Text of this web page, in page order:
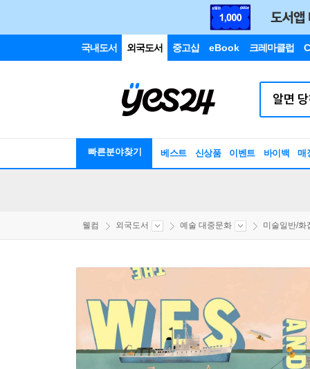
국내도서 외국도서 중고샵 eBook 크레마클럽
빠른분야찾기 베스트 신상품 이벤트 바이백 매
웰컴 외국도서 예술 대중문화 미술일반/화